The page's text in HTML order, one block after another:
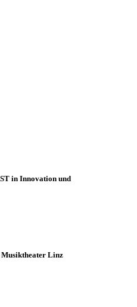
in Innovation und
Musiktheater Linz